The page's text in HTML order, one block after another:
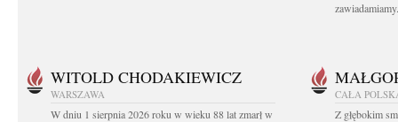
WITOLD CHODAKIEWICZ
WARSZAWA
W dniu 1 sierpnia 2026 roku w wieku 88 lat zmarł w
CAŁA
Z głębokim